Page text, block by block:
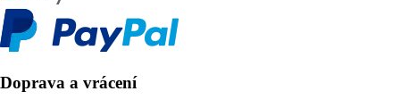
Doprava a vrácení